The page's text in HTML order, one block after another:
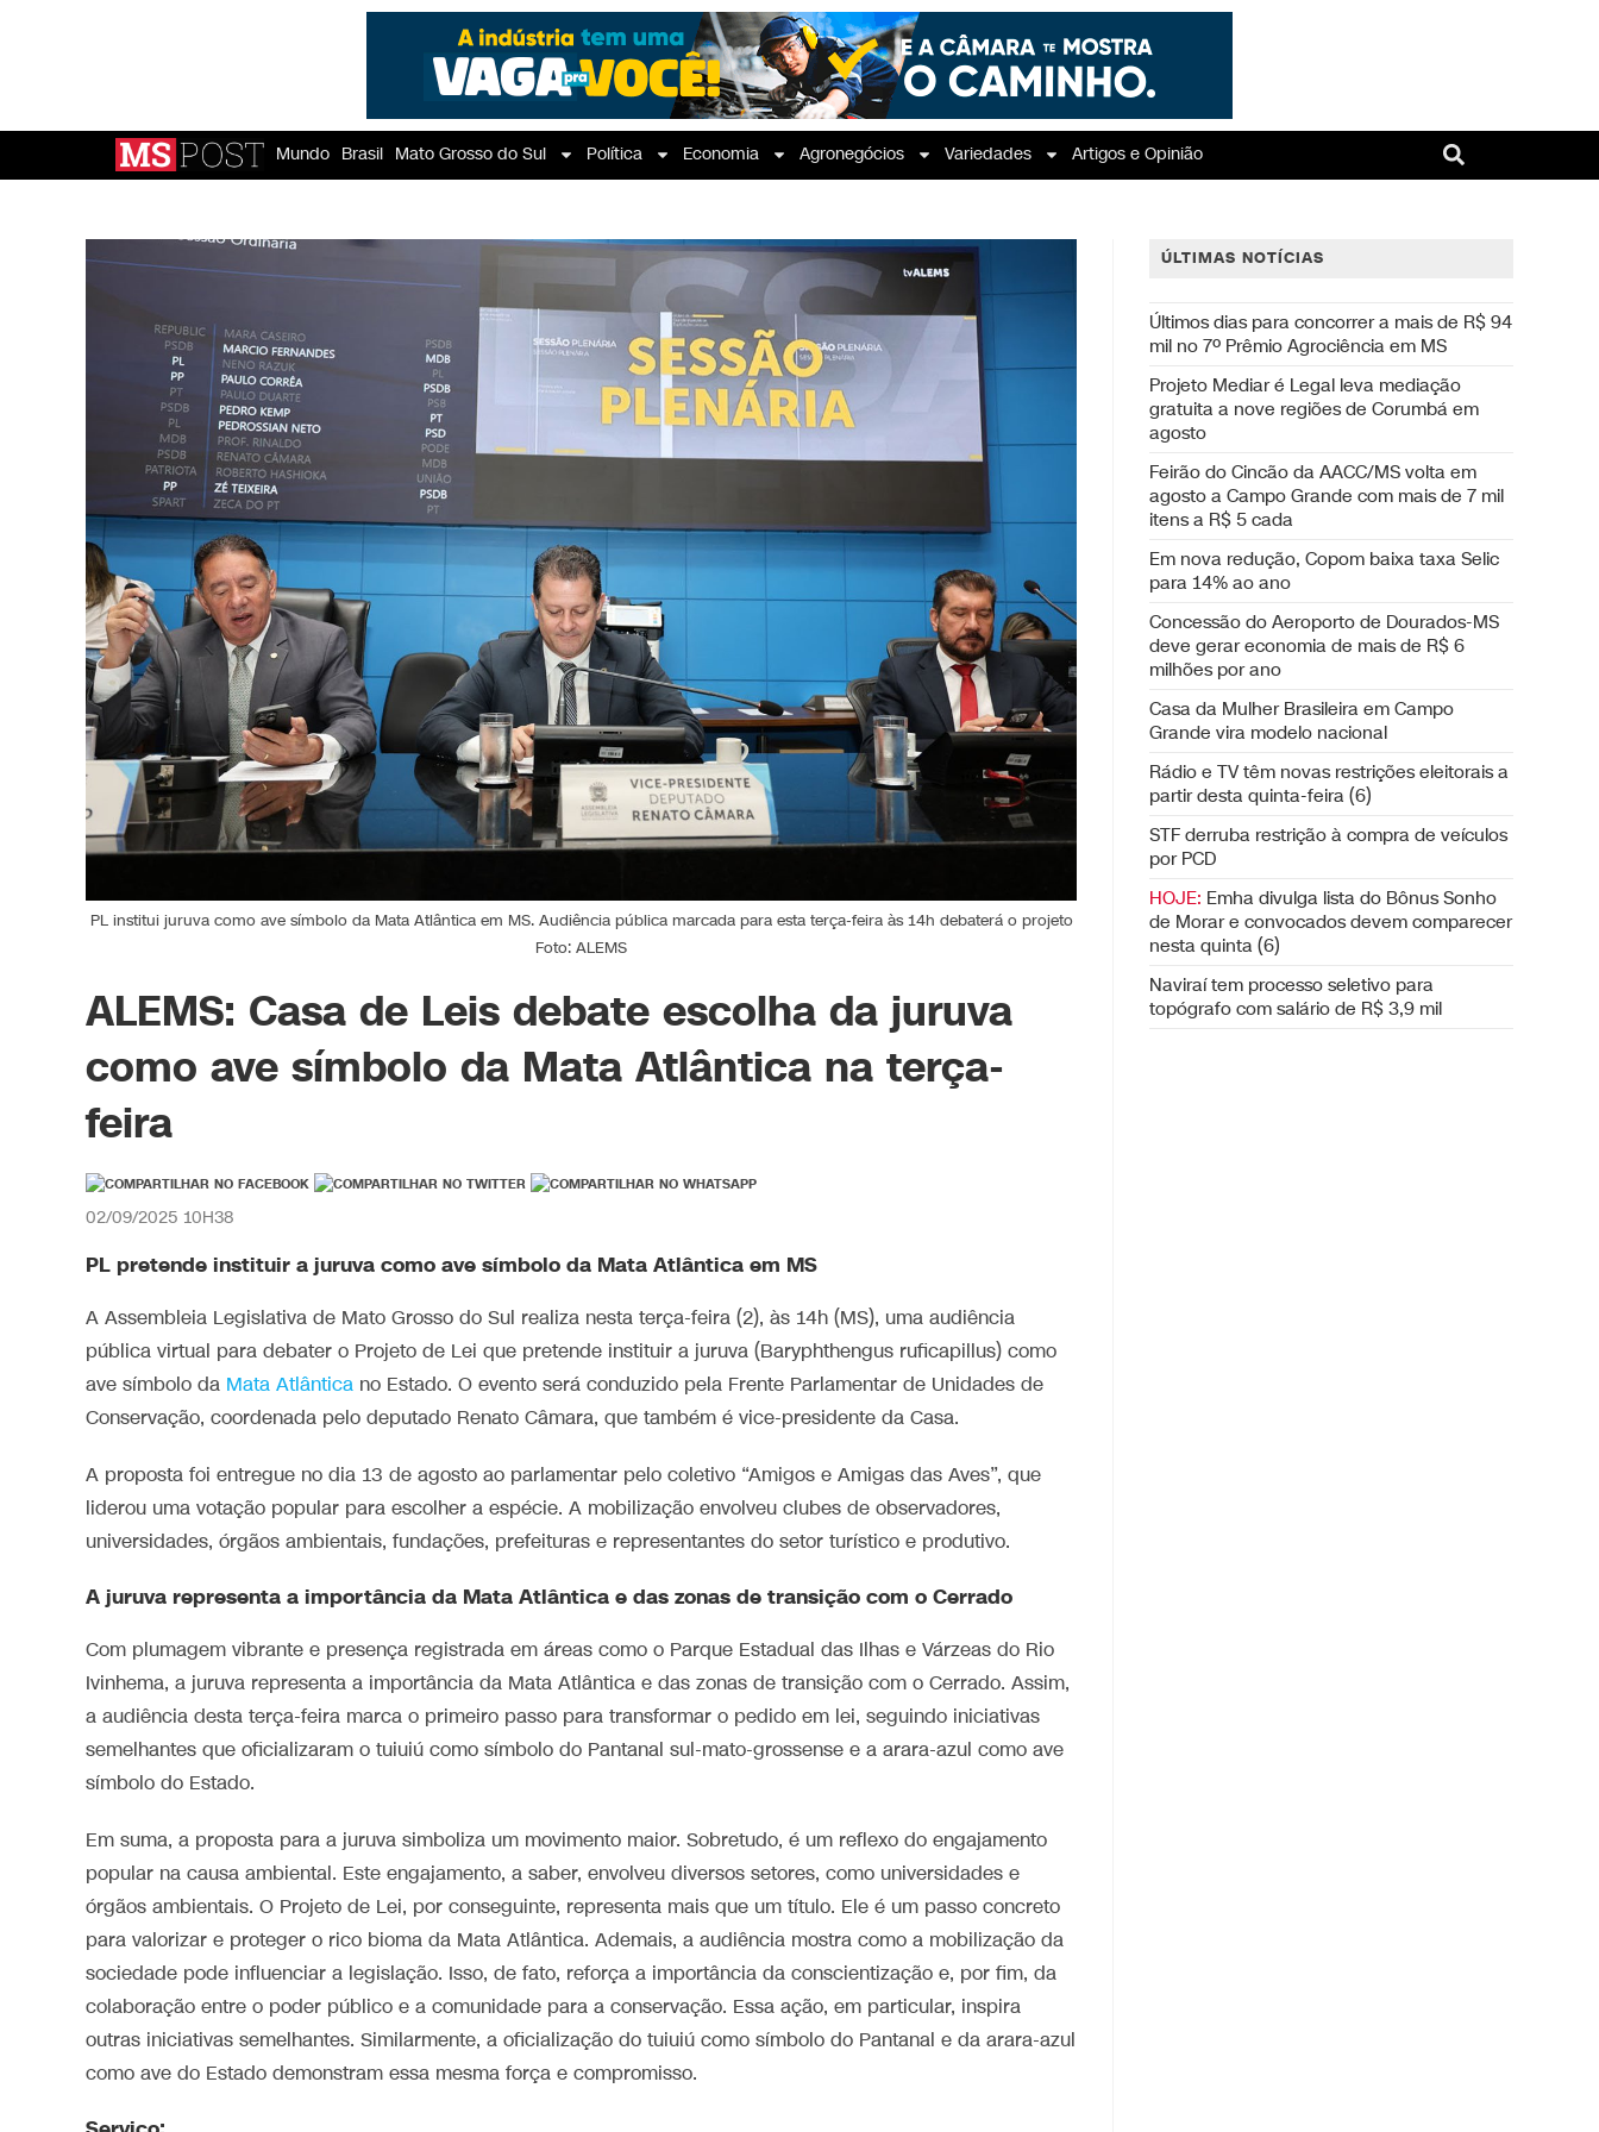
Mundo Brasil Mato Grosso do Sul Política Economia Agronegócios Variedades Artigos e Opinião
PL institui juruva como ave símbolo da Mata Atlântica em MS. Audiência pública marcada para esta terça-feira às 14h debaterá o projeto
Foto: ALEMS
ALEMS: Casa de Leis debate escolha da juruva
como ave símbolo da Mata Atlântica na terça-
feira
02/09/2025 10H38
PL pretende instituir a juruva como ave símbolo da Mata Atlântica em MS
A Assembleia Legislativa de Mato Grosso do Sul realiza nesta terça-feira (2), às 14h (MS), uma audiência
pública virtual para debater o Projeto de Lei que pretende instituir a juruva (Baryphthengus ruficapillus) como
ave símbolo da Mata Atlântica no Estado. O evento será conduzido pela Frente Parlamentar de Unidades de
Conservação, coordenada pelo deputado Renato Câmara, que também é vice-presidente da Casa.
A proposta foi entregue no dia 13 de agosto ao parlamentar pelo coletivo “Amigos e Amigas das Aves”, que
liderou uma votação popular para escolher a espécie. A mobilização envolveu clubes de observadores,
universidades, órgãos ambientais, fundações, prefeituras e representantes do setor turístico e produtivo.
A juruva representa a importância da Mata Atlântica e das zonas de transição com o Cerrado
Com plumagem vibrante e presença registrada em áreas como o Parque Estadual das Ilhas e Várzeas do Rio
Ivinhema, a juruva representa a importância da Mata Atlântica e das zonas de transição com o Cerrado. Assim,
a audiência desta terça-feira marca o primeiro passo para transformar o pedido em lei, seguindo iniciativas
semelhantes que oficializaram o tuiuiú como símbolo do Pantanal sul-mato-grossense e a arara-azul como ave
símbolo do Estado.
Em suma, a proposta para a juruva simboliza um movimento maior. Sobretudo, é um reflexo do engajamento
popular na causa ambiental. Este engajamento, a saber, envolveu diversos setores, como universidades e
órgãos ambientais. O Projeto de Lei, por conseguinte, representa mais que um título. Ele é um passo concreto
para valorizar e proteger o rico bioma da Mata Atlântica. Ademais, a audiência mostra como a mobilização da
sociedade pode influenciar a legislação. Isso, de fato, reforça a importância da conscientização e, por fim, da
colaboração entre o poder público e a comunidade para a conservação. Essa ação, em particular, inspira
outras iniciativas semelhantes. Similarmente, a oficialização do tuiuiú como símbolo do Pantanal e da arara-azul
como ave do Estado demonstram essa mesma força e compromisso.
ÚLTIMAS NOTÍCIAS
Últimos dias para concorrer a mais de R$ 94
mil no 7º Prêmio Agrociência em MS
Projeto Mediar é Legal leva mediação
gratuita a nove regiões de Corumbá em
agosto
Feirão do Cincão da AACC/MS volta em
agosto a Campo Grande com mais de 7 mil
itens a R$ 5 cada
Em nova redução, Copom baixa taxa Selic
para 14% ao ano
Concessão do Aeroporto de Dourados-MS
deve gerar economia de mais de R$ 6
milhões por ano
Casa da Mulher Brasileira em Campo
Grande vira modelo nacional
Rádio e TV têm novas restrições eleitorais a
partir desta quinta-feira (6)
STF derruba restrição à compra de veículos
por PCD
HOJE: Emha divulga lista do Bônus Sonho
de Morar e convocados devem comparecer
nesta quinta (6)
Naviraí tem processo seletivo para
topógrafo com salário de R$ 3,9 mil